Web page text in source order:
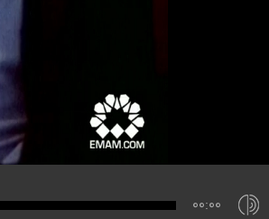
00:00